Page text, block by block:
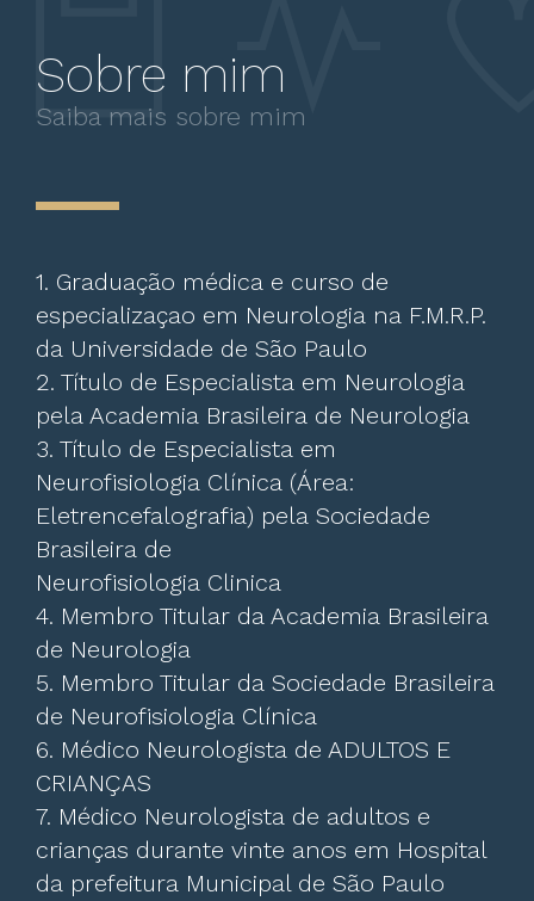
Sobre mim
Saiba mais sobre mim
1. Graduação médica e curso de
especializaçao em Neurologia na F.M.R.P.
da Universidade de São Paulo
2. Título de Especialista em Neurologia
pela Academia Brasileira de Neurologia
3. Título de Especialista em
Neurofisiologia Clínica (Área:
Eletrencefalografia) pela Sociedade
Brasileira de
Neurofisiologia Clinica
4. Membro Titular da Academia Brasileira
de Neurologia
5. Membro Titular da Sociedade Brasileira
de Neurofisiologia Clínica
6. Médico Neurologista de ADULTOS E
CRIANÇAS
7. Médico Neurologista de adultos e
crianças durante vinte anos em Hospital
da prefeitura Municipal de São Paulo